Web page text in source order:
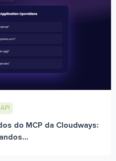
API
do MCP da Cloudways: